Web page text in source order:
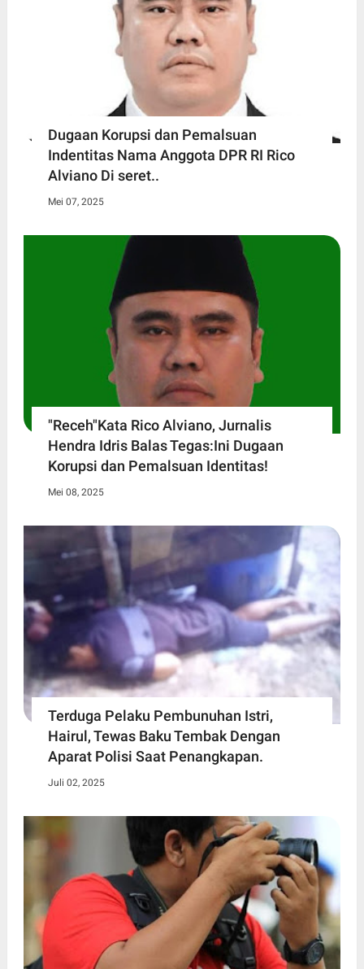
Dugaan Korupsi dan Pemalsuan
Indentitas Nama Anggota DPR RI Rico
Alviano Di seret..
Mei 07, 2025
"Receh"Kata Rico Alviano, Jurnalis
Hendra Idris Balas Tegas:Ini Dugaan
Korupsi dan Pemalsuan Identitas!
Mei 08, 2025
Terduga Pelaku Pembunuhan Istri,
Hairul, Tewas Baku Tembak Dengan
Aparat Polisi Saat Penangkapan.
Juli 02, 2025